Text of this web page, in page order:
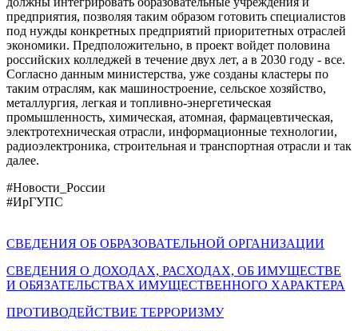
предприятия, позволяя таким образом готовить специалистов
под нужды конкретных предприятий приоритетных отраслей
экономики. Предположительно, в проект войдет половина
российских колледжей в течение двух лет, а в 2030 году - все.
Согласно данным министерства, уже созданы кластеры по
таким отраслям, как машиностроение, сельское хозяйство,
металлургия, легкая и топливно-энергетическая
промышленность, химическая, атомная, фармацевтическая,
электротехническая отрасли, информационные технологии,
радиоэлектроника, строительная и транспортная отрасли и так
далее.
#Новости_России
#ИрГУПС
СВЕДЕНИЯ ОБ ОБРАЗОВАТЕЛЬНОЙ ОРГАНИЗАЦИИ
СВЕДЕНИЯ О ДОХОДАХ, РАСХОДАХ, ОБ ИМУЩЕСТВЕ
И ОБЯЗАТЕЛЬСТВАХ ИМУЩЕСТВЕННОГО ХАРАКТЕРА
ПРОТИВОДЕЙСТВИЕ ТЕРРОРИЗМУ